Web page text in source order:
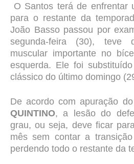
O Santos terá de enfrentar
para o restante da
João Basso passou por
segunda-feira (30), teve
muscular importante no
esquerda. Ele foi
clássico do último domingo
De acordo com apuração do
QUINTINO, a lesão do
grau, ou seja, deve ficar
mês sem contar a
perdendo todo o restante da